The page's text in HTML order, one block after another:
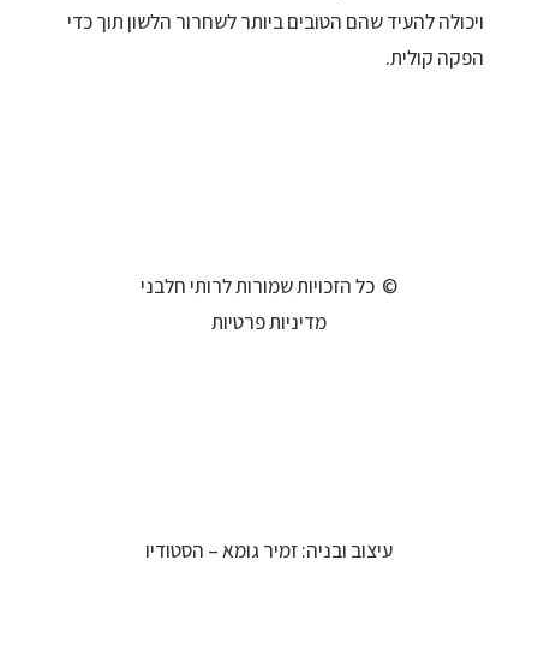
ויכולה להעיד שהם הטובים ביותר לשחרור הלשון תוך כדי
הפקה קולית.
© כל הזכויות שמורות לרותי חלבני
מדיניות פרטיות
עיצוב ובניה: זמיר גומא – הסטודיו